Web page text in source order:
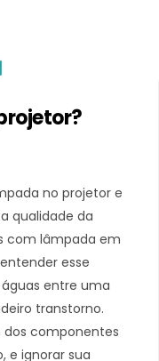
no projetor e
qualidade da
com lâmpada em
esse
entre uma
transtorno.
dos componentes
e ignorar sua